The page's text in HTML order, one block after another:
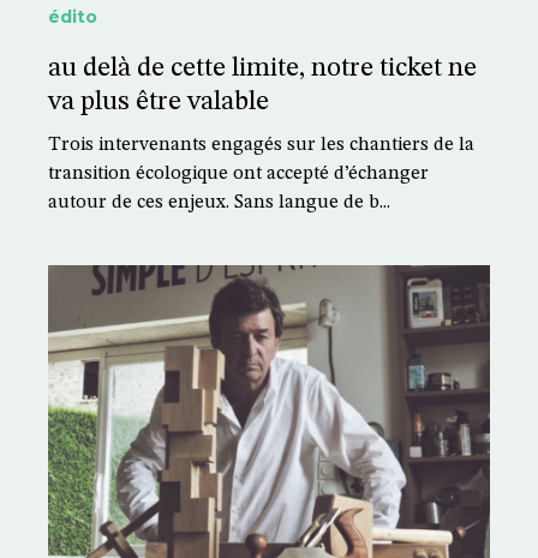
édito
au delà de cette limite, notre ticket ne
va plus être valable
Trois intervenants engagés sur les chantiers de la
transition écologique ont accepté d’échanger
autour de ces enjeux. Sans langue de b...